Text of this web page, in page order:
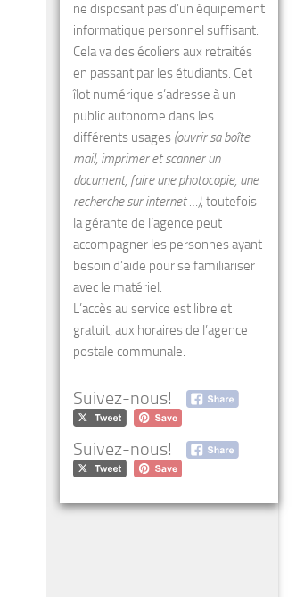
ne disposant pas d’un équipement
informatique personnel suffisant.
Cela va des écoliers aux retraités
en passant par les étudiants. Cet
îlot numérique s’adresse à un
public autonome dans les
différents usages (ouvrir sa boîte
mail, imprimer et scanner un
document, faire une photocopie, une
recherche sur internet …), toutefois
la gérante de l’agence peut
accompagner les personnes ayant
besoin d’aide pour se familiariser
avec le matériel.
L’accès au service est libre et
gratuit, aux horaires de l’agence
postale communale.
Suivez-nous!
Suivez-nous!